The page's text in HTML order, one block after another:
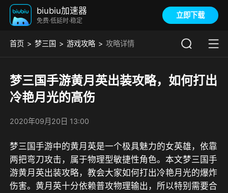
biubiu加速器
免费·低延时·稳定
立即下载
首页 梦三国 游戏攻略 攻略详情
梦三国手游黄月英出装攻略，如何打出
冷艳月光的高伤
2020年09月20日 13:00
梦三国手游中的黄月英是一个极具魅力的女英雄，依靠
两把弯刀攻击，属于物理型敏捷性角色。本文梦三国手
游黄月英出装攻略，教会大家如何打出冷艳月光的爆炸
伤害。黄月英十分依赖普攻物理输出，所以特别需要合